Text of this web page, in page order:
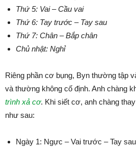
Thứ 5: Vai – Cầu vai
Thứ 6: Tay trước – Tay sau
Thứ 7: Chân – Bắp chân
Chủ nhật: Nghỉ
Riêng phần cơ bụng, Byn thường tập
và thường không cố định. Anh chàng
trình xả cơ. Khi siết cơ, anh chàng
như sau:
Ngày 1: Ngực – Vai trước – Tay